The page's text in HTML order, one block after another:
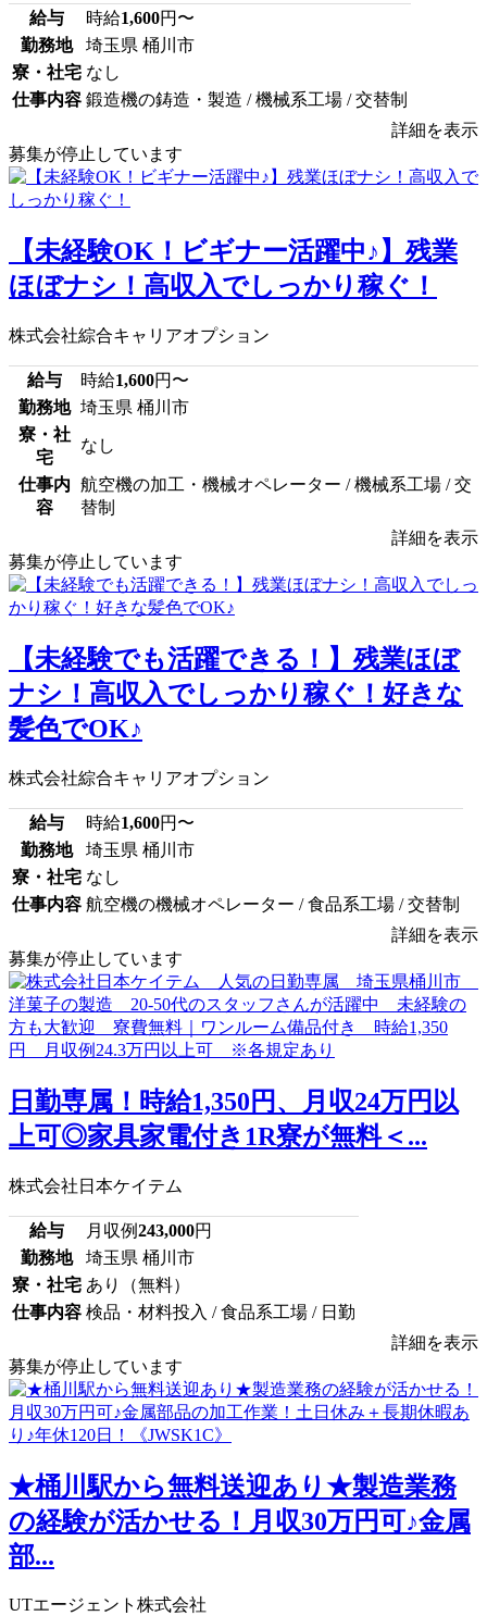
給与 時給1,600円〜
勤務地
埼玉県 桶川市
寮・社宅 なし
仕事内容 鍛造機の鋳造・製造 / 機械系工場 / 交替制
詳細を表示
募集が停止しています
【未経験OK！ビギナー活躍中♪】残業
ほぼナシ！高収入でしっかり稼ぐ！
株式会社綜合キャリアオプション
給与 時給1,600円〜
勤務地 埼玉県 桶川市
寮・社
宅
なし
仕事内
容
航空機の加工・機械オペレーター / 機械系工場 / 交
替制
詳細を表示
募集が停止しています
【未経験でも活躍できる！】残業ほぼ
ナシ！高収入でしっかり稼ぐ！好きな
髪色でOK♪
株式会社綜合キャリアオプション
給与 時給1,600円〜
勤務地
埼玉県 桶川市
寮・社宅 なし
仕事内容 航空機の機械オペレーター / 食品系工場 / 交替制
詳細を表示
募集が停止しています
日勤専属！時給1,350円、月収24万円以
上可◎家具家電付き1R寮が無料＜...
株式会社日本ケイテム
給与 月収例243,000円
勤務地
埼玉県 桶川市
寮・社宅 あり（無料）
仕事内容 検品・材料投入 / 食品系工場 / 日勤
詳細を表示
募集が停止しています
★桶川駅から無料送迎あり★製造業務
の経験が活かせる！月収30万円可♪金属
部...
UTエージェント株式会社